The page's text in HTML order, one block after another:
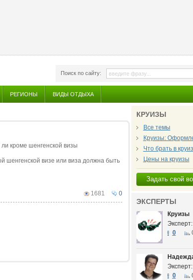
Поиск по сайту:
РЕГИОНЫ ВИДЫ ОТДЫХА
кроме шенгенской визы
шенгенской визе или виза должна быть
0
1681
КРУИЗЫ
Все темы
Круизы:
Что брать в круиз
Цены на круизы
Задать свой
ЭКСПЕРТЫ
Круизы
Эксперт:
0
Эксперт:
0